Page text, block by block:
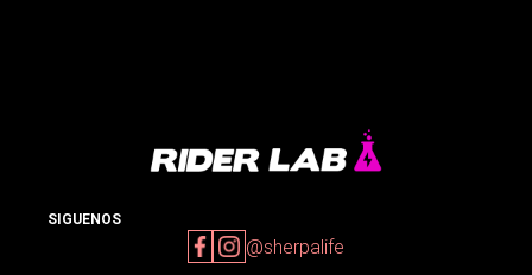
SIGUENOS
@sherpalife